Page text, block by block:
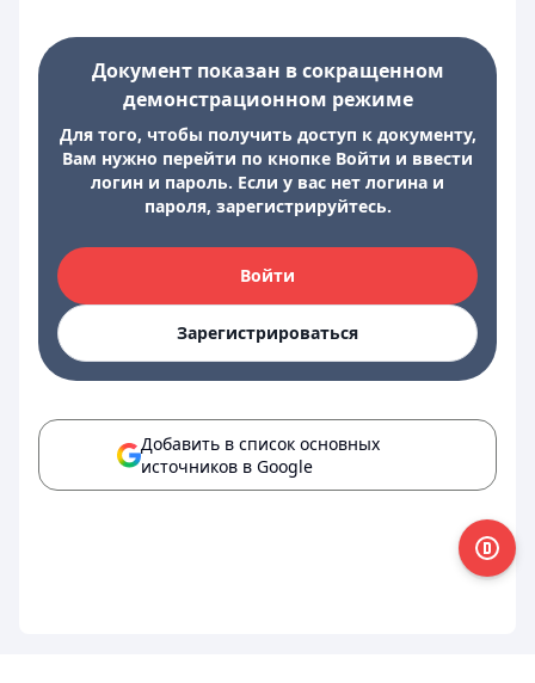
Документ показан в сокращенном
демонстрационном режиме
Для того, чтобы получить доступ к документу,
Вам нужно перейти по кнопке Войти и ввести
логин и пароль. Если у вас нет логина и
пароля, зарегистрируйтесь.
Войти
Зарегистрироваться
Добавить в список основных
источников в Google